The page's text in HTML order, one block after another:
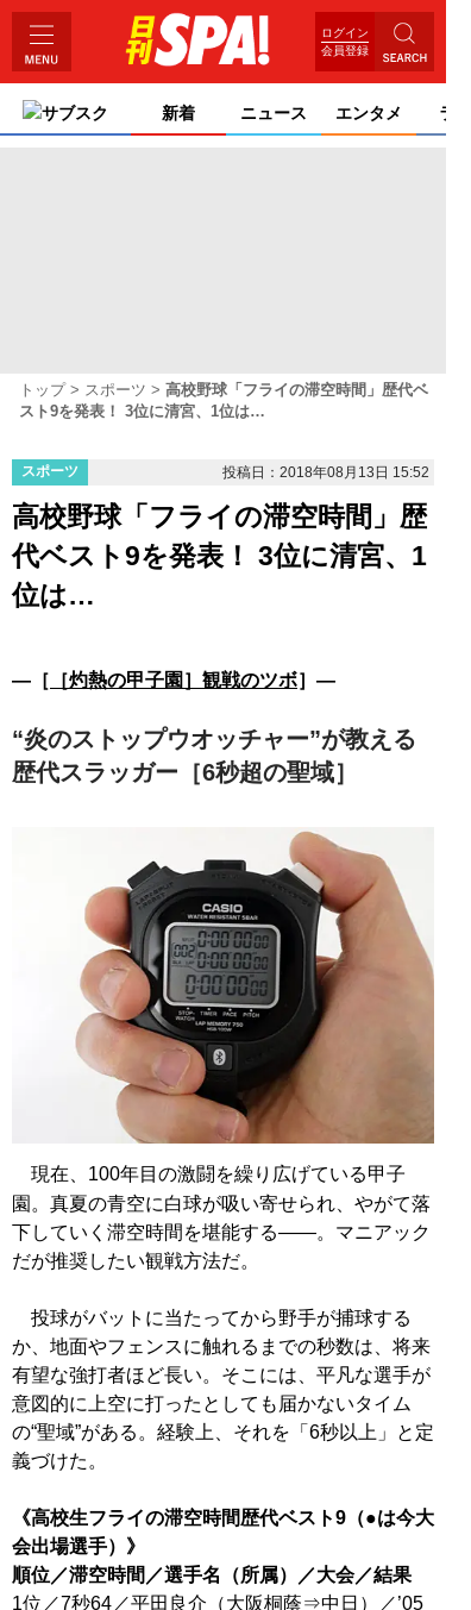
ログイン
会員登録
サブスク 新着 ニュース エンタメ ライ
トップ スポーツ
高校野球「フライの滞空時間」歴代ベ
スト9を発表！ 3位に清宮、1位は…
スポーツ 投稿日：2018年08月13日 15:52
高校野球「フライの滞空時間」歴
代ベスト9を発表！ 3位に清宮、1
位は…
―［ ［灼熱の甲子園］観戦のツボ］―
“炎のストップウオッチャー”が教える
歴代スラッガー［6秒超の聖域］
現在、100年目の激闘を繰り広げている甲子
園。真夏の青空に白球が吸い寄せられ、やがて落
下していく滞空時間を堪能する――。マニアック
だが推奨したい観戦方法だ。
投球がバットに当たってから野手が捕球する
か、地面やフェンスに触れるまでの秒数は、将来
有望な強打者ほど長い。そこには、平凡な選手が
意図的に上空に打ったとしても届かないタイム
の“聖域”がある。経験上、それを「6秒以上」と定
義づけた。
《高校生フライの滞空時間歴代ベスト9（●は今大
会出場選手）》
順位／滞空時間／選手名（所属）／大会／結果
1位／7秒64／平田良介（大阪桐蔭⇒中日）／’05